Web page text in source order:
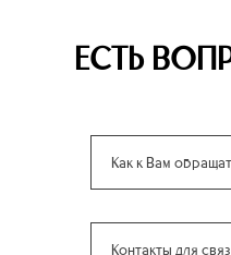
ЕСТЬ